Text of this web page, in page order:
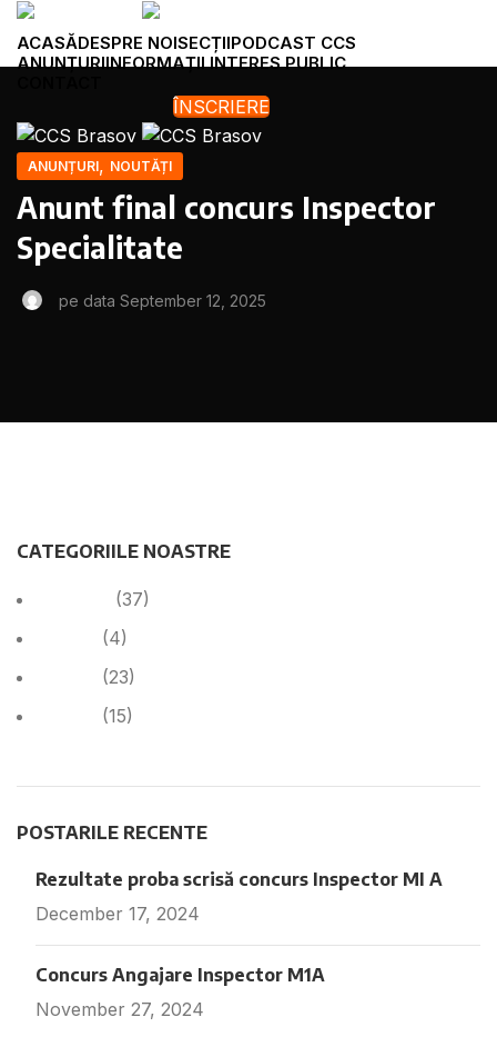
ACASĂDESPRE NOISECȚIIPODCAST CCS
ANUNȚURIINFORMAȚII INTERES PUBLIC
ÎNSCRIERE
Menu
ANUNȚURI, NOUTĂȚI
Anunt final concurs Inspector
Specialitate
pe data September 12, 2025
CATEGORIILE NOASTRE
(37)
(4)
(23)
(15)
POSTARILE RECENTE
Rezultate proba scrisă concurs Inspector MI A
December 17, 2024
Concurs Angajare Inspector M1A
November 27, 2024